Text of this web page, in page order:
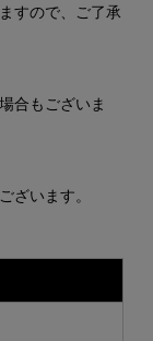
すので、ご了承
合もございま
ざいます。